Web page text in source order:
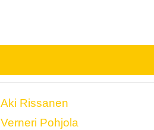
Aki Rissanen
Verneri Pohjola